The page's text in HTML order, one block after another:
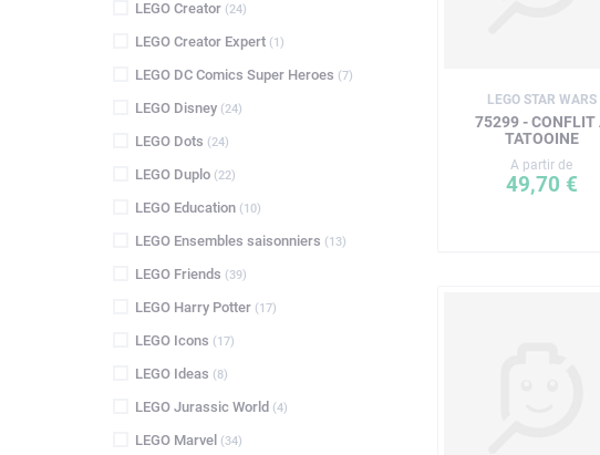
LEGO Creator (24)
LEGO Creator Expert (1)
LEGO DC Comics Super Heroes (7)
LEGO Disney (24)
LEGO Dots (24)
LEGO Duplo (22)
LEGO Education (10)
LEGO Ensembles saisonniers (13)
LEGO Friends (39)
LEGO Harry Potter (17)
LEGO Icons (17)
LEGO Ideas (8)
LEGO Jurassic World (4)
LEGO Marvel (34)
LEGO STAR WARS
75299 - CONFLIT
TATOOINE
A partir de
49,70 €